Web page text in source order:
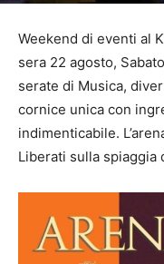
Weekend di eventi al
sera 22 agosto,
serate di Musica,
cornice unica con
indimenticabile.
Liberati sulla spiaggia